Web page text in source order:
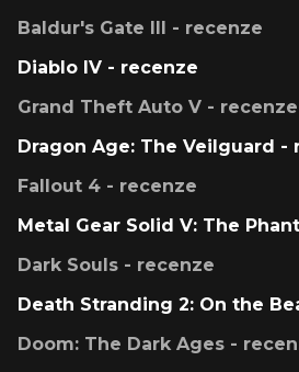
Baldur's Gate III - recenze
Diablo IV - recenze
Grand Theft Auto V - recenze
Dragon Age: The Veilguard -
Fallout 4 - recenze
Metal Gear Solid V: The
Dark Souls - recenze
Death Stranding 2: On the
Doom: The Dark Ages -